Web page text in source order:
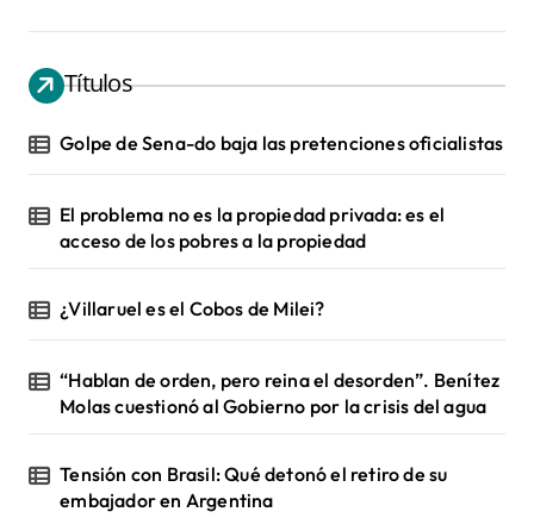
Títulos
Golpe de Sena-do baja las pretenciones oficialistas
El problema no es la propiedad privada: es el
acceso de los pobres a la propiedad
¿Villaruel es el Cobos de Milei?
“Hablan de orden, pero reina el desorden”. Benítez
Molas cuestionó al Gobierno por la crisis del agua
Tensión con Brasil: Qué detonó el retiro de su
embajador en Argentina